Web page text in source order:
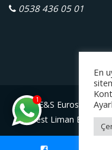
0538 436 05 01
E&S Eurostar
Serbest Liman Bölge
1
En